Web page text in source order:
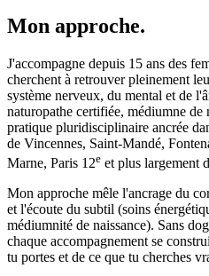
Mon approche.
J'accompagne depuis 15 ans des
cherchent à retrouver pleinement
système nerveux, du mental et de
naturopathe certifiée, médiumne de
pratique pluridisciplinaire ancrée
de Vincennes, Saint-Mandé,
Marne, Paris 12e et plus largement
Mon approche mêle l'ancrage du
et l'écoute du subtil (soins
médiumnité de naissance). Sans
chaque accompagnement se
tu portes et de ce que tu cherches